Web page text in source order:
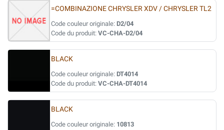
=COMBINAZIONE CHRYSLER XDV / CHRYSLER TL2
Code couleur originale: D2/04
Code du produit: VC-CHA-D2/04
BLACK
Code couleur originale: DT4014
Code du produit: VC-CHA-DT4014
BLACK
Code couleur originale: 10813